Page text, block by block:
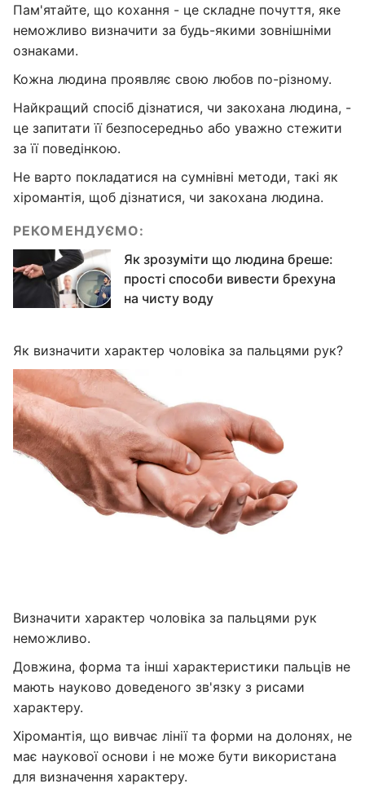
Пам'ятайте, що кохання - це складне почуття, яке
неможливо визначити за будь-якими зовнішніми
ознаками.
Кожна людина проявляє свою любов по-різному.
Найкращий спосіб дізнатися, чи закохана людина, -
це запитати її безпосередньо або уважно стежити
за її поведінкою.
Не варто покладатися на сумнівні методи, такі як
хіромантія, щоб дізнатися, чи закохана людина.
РЕКОМЕНДУЄМО:
Як зрозуміти що людина бреше:
прості способи вивести брехуна
на чисту воду
Як визначити характер чоловіка за пальцями рук?
Визначити характер чоловіка за пальцями рук
неможливо.
Довжина, форма та інші характеристики пальців не
мають науково доведеного зв'язку з рисами
характеру.
Хіромантія, що вивчає лінії та форми на долонях, не
має наукової основи і не може бути використана
для визначення характеру.